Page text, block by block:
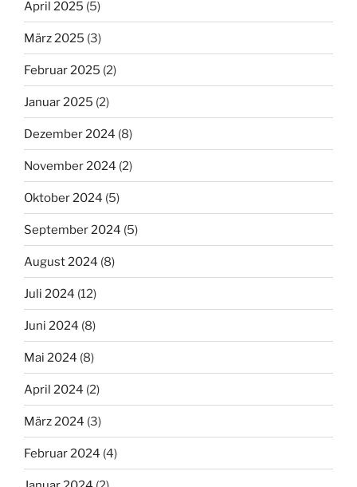
April 2025 (5)
März 2025 (3)
Februar 2025 (2)
Januar 2025 (2)
Dezember 2024 (8)
November 2024 (2)
Oktober 2024 (5)
September 2024 (5)
August 2024 (8)
Juli 2024 (12)
Juni 2024 (8)
Mai 2024 (8)
April 2024 (2)
März 2024 (3)
Februar 2024 (4)